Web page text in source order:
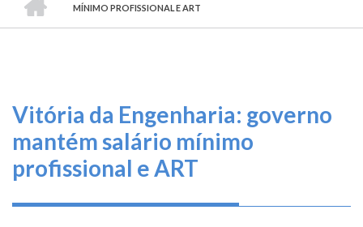
O
que
Informe-
se
Conosco
TRILHA
DE
MÍNIMO PROFISSIONAL E ART
Vitória da Engenharia: governo
mantém salário mínimo
profissional e ART